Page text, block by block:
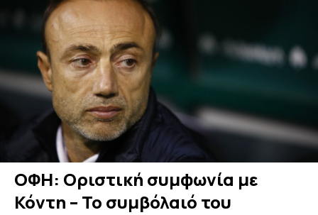
ΟΦΗ: Οριστική συμφωνία με
Κόντη – Το συμβόλαιό του